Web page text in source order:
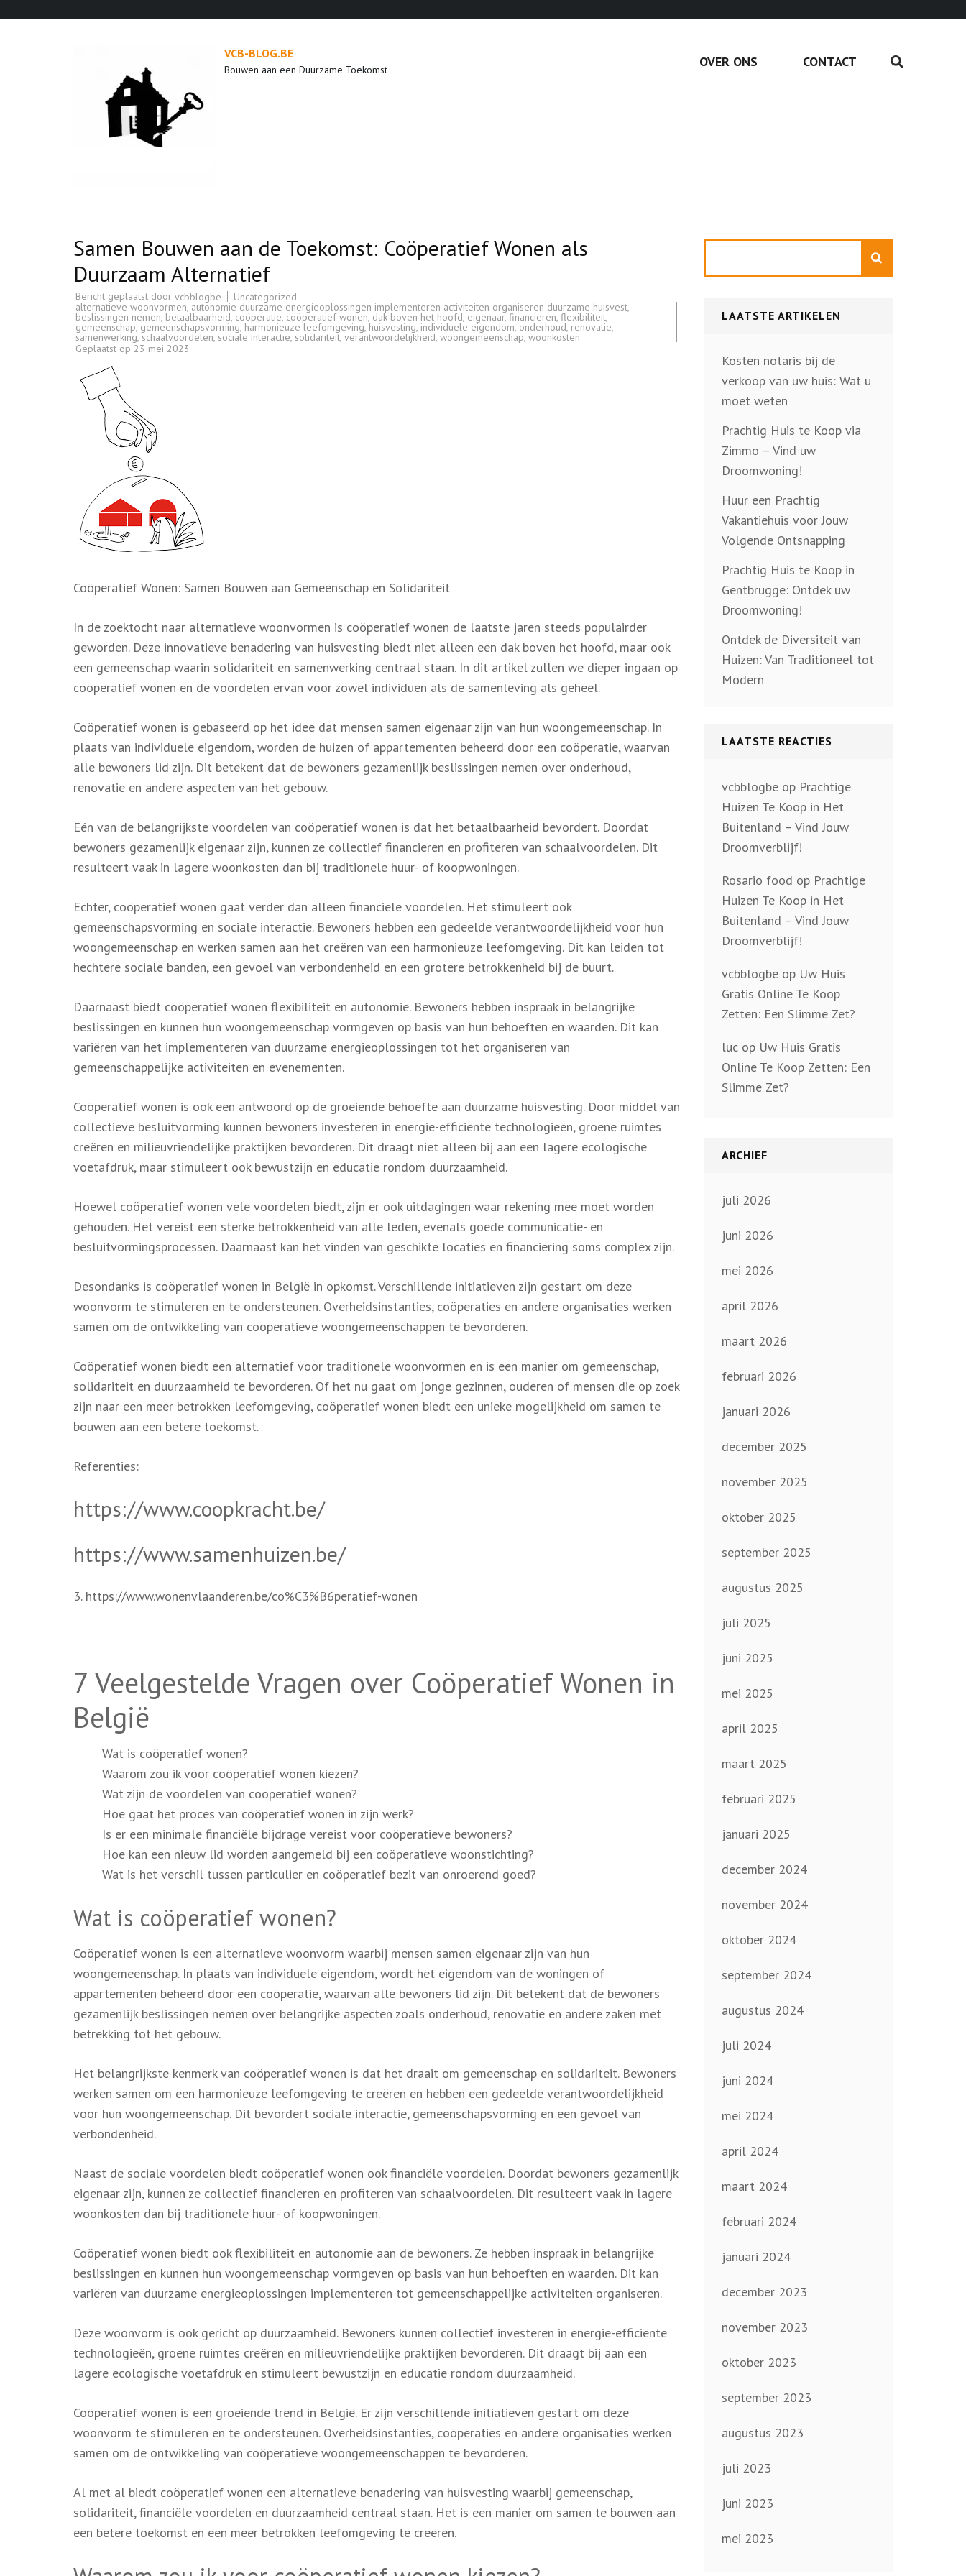
VCB-BLOG.BE
Bouwen aan een Duurzame Toekomst OVER ONS CONTACT
Samen Bouwen aan de Toekomst: Coöperatief Wonen als
Duurzaam Alternatief
Bericht geplaatst door vcbblogbe
Uncategorized
alternatieve woonvormen, autonomie duurzame energieoplossingen implementeren activiteiten organiseren duurzame huisvest,
beslissingen nemen, betaalbaarheid, coöperatie, coöperatief wonen, dak boven het hoofd, eigenaar, financieren, flexibiliteit,
gemeenschap, gemeenschapsvorming, harmonieuze leefomgeving, huisvesting, individuele eigendom, onderhoud, renovatie,
samenwerking,schaalvoordelen, sociale interactie, solidariteit, verantwoordelijkheid, woongemeenschap, woonkosten
Geplaatst op 23 mei 2023
Coöperatief Wonen: Samen Bouwen aan Gemeenschap en Solidariteit
In de zoektocht naar alternatieve woonvormen is coöperatief wonen de laatste jaren steeds populairder
geworden. Deze innovatieve benadering van huisvesting biedt niet alleen een dak boven het hoofd, maar ook
een gemeenschap waarin solidariteit en samenwerking centraal staan. In dit artikel zullen we dieper ingaan op
coöperatief wonen en de voordelen ervan voor zowel individuen als de samenleving als geheel.
Coöperatief wonen is gebaseerd op het idee dat mensen samen eigenaar zijn van hun woongemeenschap. In
plaats van individuele eigendom, worden de huizen of appartementen beheerd door een coöperatie, waarvan
alle bewoners lid zijn. Dit betekent dat de bewoners gezamenlijk beslissingen nemen over onderhoud,
renovatie en andere aspecten van het gebouw.
Eén van de belangrijkste voordelen van coöperatief wonen is dat het betaalbaarheid bevordert. Doordat
bewoners gezamenlijk eigenaar zijn, kunnen ze collectief financieren en profiteren van schaalvoordelen. Dit
resulteert vaak in lagere woonkosten dan bij traditionele huur- of koopwoningen.
Echter, coöperatief wonen gaat verder dan alleen financiële voordelen. Het stimuleert ook
gemeenschapsvorming en sociale interactie. Bewoners hebben een gedeelde verantwoordelijkheid voor hun
woongemeenschap en werken samen aan het creëren van een harmonieuze leefomgeving. Dit kan leiden tot
hechtere sociale banden, een gevoel van verbondenheid en een grotere betrokkenheid bij de buurt.
Daarnaast biedt coöperatief wonen flexibiliteit en autonomie. Bewoners hebben inspraak in belangrijke
beslissingen en kunnen hun woongemeenschap vormgeven op basis van hun behoeften en waarden. Dit kan
variëren van het implementeren van duurzame energieoplossingen tot het organiseren van
gemeenschappelijke activiteiten en evenementen.
Coöperatief wonen is ook een antwoord op de groeiende behoefte aan duurzame huisvesting. Door middel van
collectieve besluitvorming kunnen bewoners investeren in energie-efficiënte technologieën, groene ruimtes
creëren en milieuvriendelijke praktijken bevorderen. Dit draagt niet alleen bij aan een lagere ecologische
voetafdruk, maar stimuleert ook bewustzijn en educatie rondom duurzaamheid.
Hoewel coöperatief wonen vele voordelen biedt, zijn er ook uitdagingen waar rekening mee moet worden
gehouden. Het vereist een sterke betrokkenheid van alle leden, evenals goede communicatie- en
besluitvormingsprocessen. Daarnaast kan het vinden van geschikte locaties en financiering soms complex zijn.
Desondanks is coöperatief wonen in België in opkomst. Verschillende initiatieven zijn gestart om deze
woonvorm te stimuleren en te ondersteunen. Overheidsinstanties, coöperaties en andere organisaties werken
samen om de ontwikkeling van coöperatieve woongemeenschappen te bevorderen.
Coöperatief wonen biedt een alternatief voor traditionele woonvormen en is een manier om gemeenschap,
solidariteit en duurzaamheid te bevorderen. Of het nu gaat om jonge gezinnen, ouderen of mensen die op zoek
zijn naar een meer betrokken leefomgeving, coöperatief wonen biedt een unieke mogelijkheid om samen te
bouwen aan een betere toekomst.
Referenties:
https://www.coopkracht.be/
https://www.samenhuizen.be/
3. https://www.wonenvlaanderen.be/co%C3%B6peratief-wonen
7 Veelgestelde Vragen over Coöperatief Wonen in
België
Wat is coöperatief wonen?
Waarom zou ik voor coöperatief wonen kiezen?
Wat zijn de voordelen van coöperatief wonen?
Hoe gaat het proces van coöperatief wonen in zijn werk?
Is er een minimale financiële bijdrage vereist voor coöperatieve bewoners?
Hoe kan een nieuw lid worden aangemeld bij een coöperatieve woonstichting?
Wat is het verschil tussen particulier en coöperatief bezit van onroerend goed?
Wat is coöperatief wonen?
Coöperatief wonen is een alternatieve woonvorm waarbij mensen samen eigenaar zijn van hun
woongemeenschap. In plaats van individuele eigendom, wordt het eigendom van de woningen of
appartementen beheerd door een coöperatie, waarvan alle bewoners lid zijn. Dit betekent dat de bewoners
gezamenlijk beslissingen nemen over belangrijke aspecten zoals onderhoud, renovatie en andere zaken met
betrekking tot het gebouw.
Het belangrijkste kenmerk van coöperatief wonen is dat het draait om gemeenschap en solidariteit. Bewoners
werken samen om een harmonieuze leefomgeving te creëren en hebben een gedeelde verantwoordelijkheid
voor hun woongemeenschap. Dit bevordert sociale interactie, gemeenschapsvorming en een gevoel van
verbondenheid.
Naast de sociale voordelen biedt coöperatief wonen ook financiële voordelen. Doordat bewoners gezamenlijk
eigenaar zijn, kunnen ze collectief financieren en profiteren van schaalvoordelen. Dit resulteert vaak in lagere
woonkosten dan bij traditionele huur- of koopwoningen.
Coöperatief wonen biedt ook flexibiliteit en autonomie aan de bewoners. Ze hebben inspraak in belangrijke
beslissingen en kunnen hun woongemeenschap vormgeven op basis van hun behoeften en waarden. Dit kan
variëren van duurzame energieoplossingen implementeren tot gemeenschappelijke activiteiten organiseren.
Deze woonvorm is ook gericht op duurzaamheid. Bewoners kunnen collectief investeren in energie-efficiënte
technologieën, groene ruimtes creëren en milieuvriendelijke praktijken bevorderen. Dit draagt bij aan een
lagere ecologische voetafdruk en stimuleert bewustzijn en educatie rondom duurzaamheid.
Coöperatief wonen is een groeiende trend in België. Er zijn verschillende initiatieven gestart om deze
woonvorm te stimuleren en te ondersteunen. Overheidsinstanties, coöperaties en andere organisaties werken
samen om de ontwikkeling van coöperatieve woongemeenschappen te bevorderen.
Al met al biedt coöperatief wonen een alternatieve benadering van huisvesting waarbij gemeenschap,
solidariteit, financiële voordelen en duurzaamheid centraal staan. Het is een manier om samen te bouwen aan
een betere toekomst en een meer betrokken leefomgeving te creëren.
LAATSTE ARTIKELEN
Kosten notaris bij de
verkoop van uw huis: Wat u
moet weten
Prachtig Huis te Koop via
Zimmo – Vind uw
Droomwoning!
Huur een Prachtig
Vakantiehuis voor Jouw
Volgende Ontsnapping
Prachtig Huis te Koop in
Gentbrugge: Ontdek uw
Droomwoning!
Ontdek de Diversiteit van
Huizen: Van Traditioneel tot
Modern
LAATSTE REACTIES
vcbblogbeop Prachtige
Huizen Te Koop in Het
Buitenland – Vind Jouw
Droomverblijf!
Rosario food op Prachtige
Huizen Te Koop in Het
Buitenland – Vind Jouw
Droomverblijf!
vcbblogbeop Uw Huis
Gratis Online Te Koop
Zetten: Een Slimme Zet?
lucop Uw Huis Gratis
Online Te Koop Zetten: Een
Slimme Zet?
ARCHIEF
juli 2026
juni 2026
mei 2026
april 2026
maart 2026
februari 2026
januari 2026
december 2025
november 2025
oktober 2025
september 2025
augustus 2025
juli 2025
juni 2025
mei 2025
april 2025
maart 2025
februari 2025
januari 2025
december 2024
november 2024
oktober 2024
september 2024
augustus 2024
juli 2024
juni 2024
mei 2024
april 2024
maart 2024
februari 2024
januari 2024
december 2023
november 2023
oktober 2023
september 2023
augustus 2023
juli 2023
juni 2023
mei 2023